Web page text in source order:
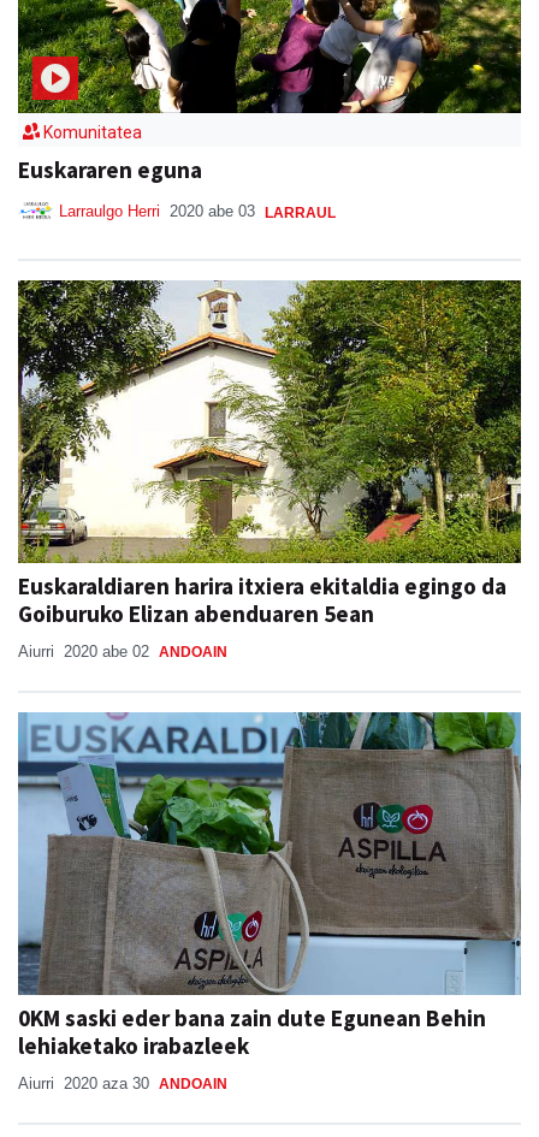
Komunitatea
Euskararen eguna
Larraulgo Herri 2020 abe 03 LARRAUL
Euskaraldiaren harira itxiera ekitaldia egingo da
Goiburuko Elizan abenduaren 5ean
Aiurri 2020 abe 02 ANDOAIN
0KM saski eder bana zain dute Egunean Behin
lehiaketako irabazleek
Aiurri 2020 aza 30 ANDOAIN